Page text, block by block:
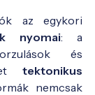
az egykori
nyomai: a
és
tektonikus
nemcsak